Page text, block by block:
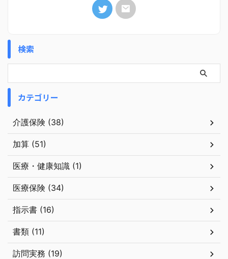
検索
カテゴリー
介護保険 (38)
加算 (51)
医療・健康知識 (1)
医療保険 (34)
指示書 (16)
書類 (11)
訪問実務 (19)